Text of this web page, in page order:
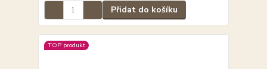
Přidat do košíku
TOP produkt